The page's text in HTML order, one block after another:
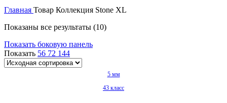
Главная Товар Коллекция Stone XL
Показаны все результаты (10)
Показать боковую панель
Показать 56 72 144
5 мм
43 класс